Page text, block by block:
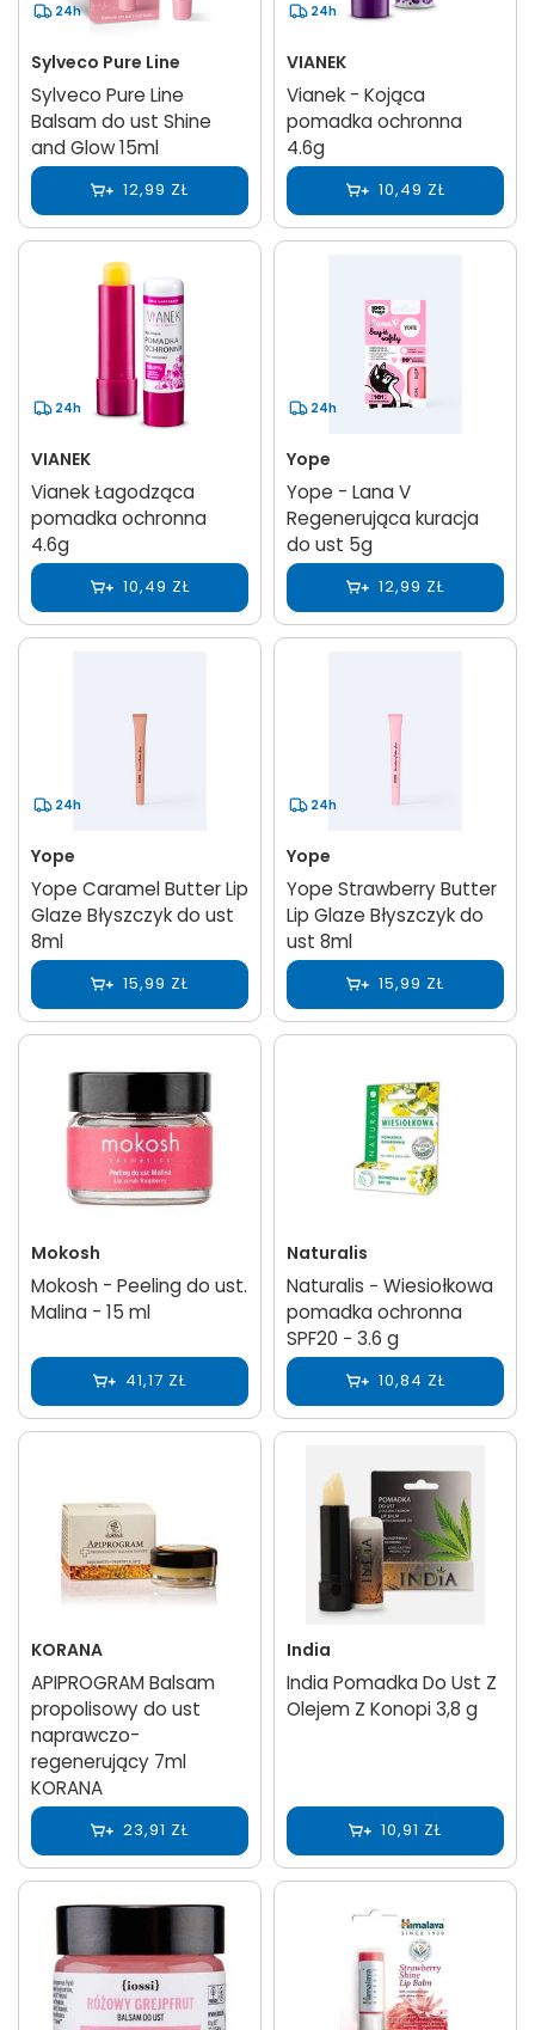
24h
Sylveco Pure Line
Sylveco Pure Line
Balsam do ust Shine
and Glow 15ml
12,99 ZŁ
24h
VIANEK
Vianek - Kojąca
pomadka ochronna
4.6g
10,49 ZŁ
24h
VIANEK
Vianek Łagodząca
pomadka ochronna
4.6g
10,49 ZŁ
24h
Yope
Yope - Lana V
Regenerująca kuracja
do ust 5g
12,99 ZŁ
24h
Yope
Yope Caramel Butter Lip
Glaze Błyszczyk do ust
8ml
15,99 ZŁ
24h
Yope
Yope Strawberry Butter
Lip Glaze Błyszczyk do
ust 8ml
15,99 ZŁ
Mokosh
Mokosh - Peeling do ust.
Malina - 15 ml
41,17 ZŁ
Naturalis
Naturalis − Wiesiołkowa
pomadka ochronna
SPF20 − 3.6 g
10,84 ZŁ
KORANA
APIPROGRAM Balsam
propolisowy do ust
naprawczo-
regenerujący 7ml
KORANA
23,91 ZŁ
India
India Pomadka Do Ust Z
Olejem Z Konopi 3,8 g
10,91 ZŁ